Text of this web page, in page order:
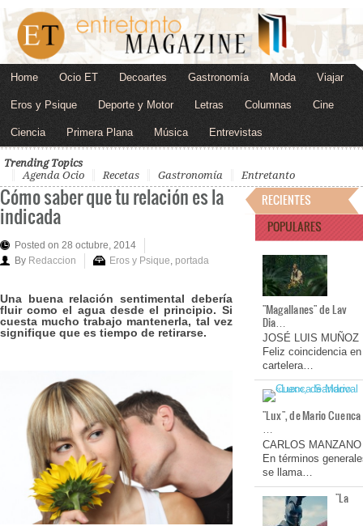
Home Ocio ET Decoartes Gastronomía Moda Viajar
Eros y Psique Deporte y Motor Letras Columnas Cine
Ciencia Primera Plana Música Entrevistas
Trending Topics
Agenda Ocio
Recetas Gastronomía Entretanto
Cómo saber que tu relación es la
indicada
Posted on 28 octubre, 2014
By Redaccion Eros y Psique portada
Una buena relación sentimental debería
fluir como el agua desde el principio. Si
cuesta mucho trabajo mantenerla, tal vez
signifique que es tiempo de retirarse.
RECIENTES
POPULARES
"Magallanes" de Lav
Dia…
JOSÉ LUIS MUÑOZ
Feliz coincidencia en
cartelera…
"Lux", de Mario Cuenca
…
CARLOS MANZANO
En términos
se llama…
"La